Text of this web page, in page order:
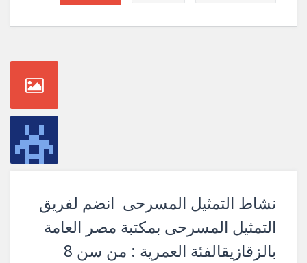
نشاط التمثيل المسرحى انضم لفريق
التمثيل المسرحى بمكتبة مصر العامة
بالزقازيقالفئة العمرية : من سن 8